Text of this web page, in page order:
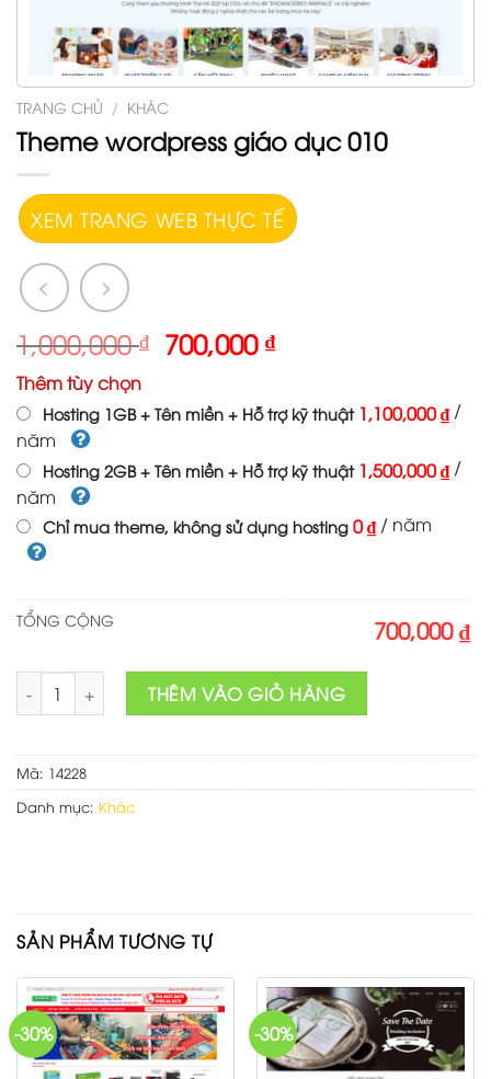
TRANG CHỦ / KHÁC
Theme wordpress giáo dục 010
XEM TRANG WEB THỰC TẾ
1,000,000₫ 700,000₫
Thêm tùy chọn
Hosting 1GB + Tên miền + Hỗ trợ kỹ thuật 1,100,000 ₫ /
năm
Hosting 2GB + Tên miền + Hỗ trợ kỹ thuật 1,500,000 ₫ /
năm
Chỉ mua theme, không sử dụng hosting 0 ₫ / năm
TỔNG CỘNG 700,000 ₫
Theme wordpress giáo dục 010 số lượng
THÊM VÀO GIỎ HÀNG
Mã: 14228
Danh mục: Khác
SẢN PHẨM TƯƠNG TỰ
-30% -30%